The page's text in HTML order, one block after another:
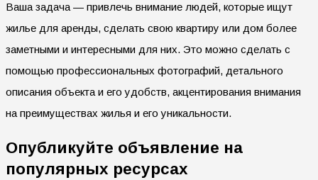
Ваша задача — привлечь внимание людей, которые ищут
жилье для аренды, сделать свою квартиру или дом более
заметными и интересными для них. Это можно сделать с
помощью профессиональных фотографий, детального
описания объекта и его удобств, акцентирования внимания
на преимуществах жилья и его уникальности.
Опубликуйте объявление на
популярных ресурсах